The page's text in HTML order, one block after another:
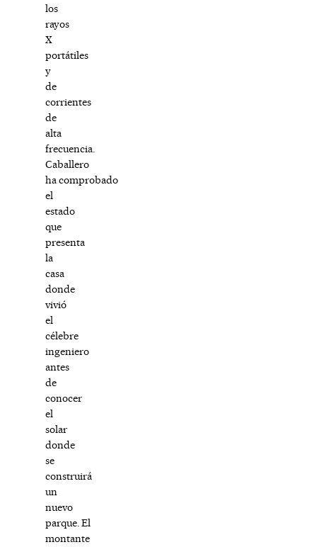
los
rayos
X
portátiles
y
de
corrientes
de
alta
frecuencia.
Caballero
ha comprobado
el
estado
que
presenta
la
casa
donde
vivió
el
célebre
ingeniero
antes
de
conocer
el
solar
donde
se
construirá
un
nuevo
parque. El
montante